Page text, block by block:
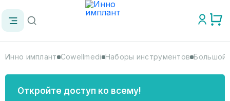
Инно имплант Cowellmedi Наборы инструментов Большой
Откройте доступ ко всему!